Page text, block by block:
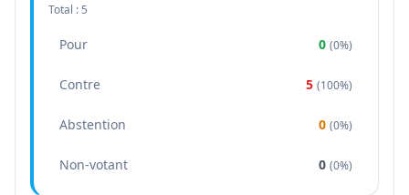
Total : 5
Pour 0 (0%)
Contre 5 (100%)
Abstention 0 (0%)
Non-votant 0 (0%)